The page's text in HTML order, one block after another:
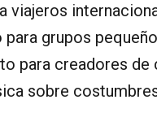
viajeros
grupos
para creadores de
sobre